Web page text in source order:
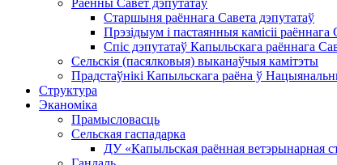
Раённы Савет дэпутатаў
Старшыня раённага Савета дэпутатаў
Прэзідыум і пастаянныя камісіі раённага
Спіс дэпутатаў Капыльскага раённага
Сельскія (пасялковыя) выканаўчыя камітэты
Прадстаўнікі Капыльскага раёна ў
Структура
Эканоміка
Прамысловасць
Сельская гаспадарка
ДУ «Капыльская раённая ветэрынарная